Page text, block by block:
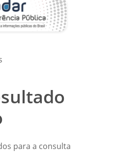
para a consulta